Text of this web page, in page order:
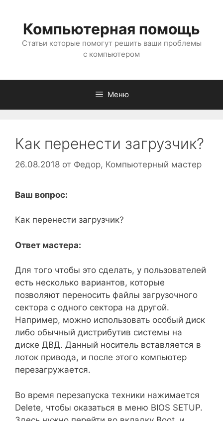
содержимому
Компьютерная помощь
Статьи которые помогут решить ваши проблемы
с компьютером
Меню
Как перенести загрузчик?
26.08.2018 от Федор, Компьютерный мастер
Ваш вопрос:
Как перенести загрузчик?
Ответ мастера:
Для того чтобы это сделать, у пользователей
есть несколько вариантов, которые
позволяют переносить файлы загрузочного
сектора с одного сектора на другой.
Например, можно использовать особый диск
либо обычный дистрибутив системы на
диске ДВД. Данный носитель вставляется в
лоток привода, и после этого компьютер
перезагружается.
Во время перезапуска техники нажимается
Delete, чтобы оказаться в меню BIOS SETUP.